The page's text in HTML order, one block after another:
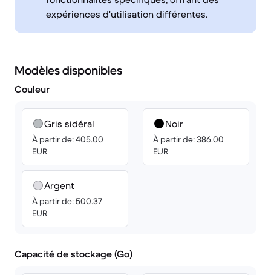
expériences d'utilisation différentes.
Modèles disponibles
Couleur
Gris sidéral
À partir de: 405.00
EUR
Argent
À partir de: 500.37
EUR
Noir
À partir de: 386.00
EUR
Capacité de stockage (Go)